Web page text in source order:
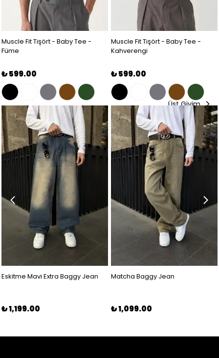
Muscle Fit Tişört - Baby Tee -
Füme
₺ 599.00
Muscle Fit Tişört - Baby Tee -
Kahverengi
₺ 599.00
Üst Giyim
Eskitme Mavi Extra Baggy Jean
₺ 1,199.00
Matcha Baggy Jean
₺ 1,099.00